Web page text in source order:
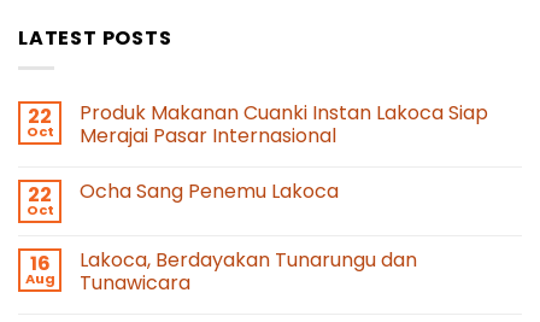
LATEST POSTS
22
Oct
Produk Makanan Cuanki Instan Lakoca Siap
Merajai Pasar Internasional
22
Oct
Ocha Sang Penemu Lakoca
16
Aug
Lakoca, Berdayakan Tunarungu dan
Tunawicara